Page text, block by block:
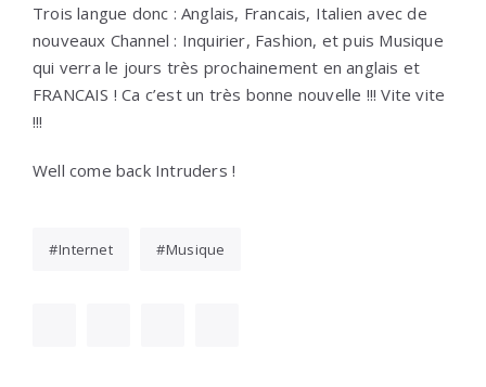
Trois langue donc : Anglais, Francais, Italien avec de
nouveaux Channel : Inquirier, Fashion, et puis Musique
qui verra le jours très prochainement en anglais et
FRANCAIS ! Ca c’est un très bonne nouvelle !!! Vite vite
!!!
Well come back Intruders !
Internet Musique